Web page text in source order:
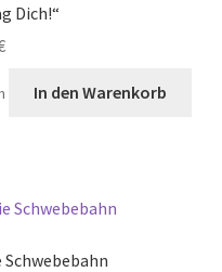
Dich!“
In den Warenkorb
Schwebebahn